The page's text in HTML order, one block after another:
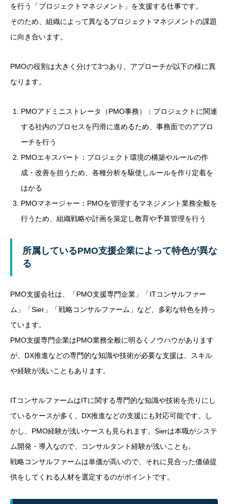
を行う「プロジェクトマネジメント」を支援する仕事です。
そのため、組織によって異なるプロジェクトマネジメントの課題
に向き合います。
PMOの役割は大きく分けて3つあり、アプローチが以下の様に異
なります。
PMOアドミニストレータ（PMO事務）：プロジェクトに関連
する社内のプロセスを円滑に進めるため、事務面でのアプロ
ーチを行う
PMOエキスパート：プロジェクト環境の構築やルールの作
成・改善を担うため、各種分析を駆使しルールを作り定着を
はかる
PMOマネージャー：PMOを管理するマネジメント業務全般を
行うため、組織戦略や計画を策定し教育や予算管理を行う
所属しているPMO支援企業によって特色が異な
る
PMO支援会社は、「PMO支援専門企業」「ITコンサルファー
ム」「Sier」「戦略コンサルファーム」など、多彩な特色を持っ
ています。
PMO支援専門企業はPMO業務全般に明るくノウハウがあります
が、DX推進などの専門的な知識や技術が必要な支援は、スキル
や経験が浅いこともあります。
ITコンサルファームはITに関する専門的な知識や技術を売りにし
ているケースが多く、DX推進などの支援にも対応可能です。し
かし、PMO経験が浅いケースも見られます。Sierは本職がシステ
ム開発・導入なので、コンサルタント経験が浅いことも。
戦略コンサルファームは単価が高いので、それに見合った価値提
供をしてくれる人材を選定するのがポイントです。